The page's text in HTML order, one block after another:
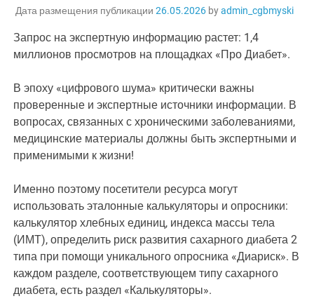
Дата размещения публикации 26.05.2026byadmin_cgbmyski
Запрос на экспертную информацию растет: 1,4
миллионов просмотров на площадках «Про Диабет».
В эпоху «цифрового шума» критически важны
проверенные и экспертные источники информации. В
вопросах, связанных с хроническими заболеваниями,
медицинские материалы должны быть экспертными и
применимыми к жизни!
Именно поэтому посетители ресурса могут
использовать эталонные калькуляторы и опросники:
калькулятор хлебных единиц, индекса массы тела
(ИМТ), определить риск развития сахарного диабета 2
типа при помощи уникального опросника «Диариск». В
каждом разделе, соответствующем типу сахарного
диабета, есть раздел «Калькуляторы».